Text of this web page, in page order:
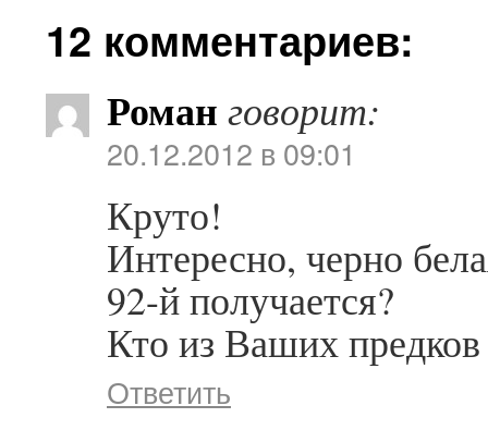
12 комментариев:
Роман говорит:
20.12.2012 в 09:01
Круто!
Интересно, черно
92-й получается?
Кто из Ваших
Ответить